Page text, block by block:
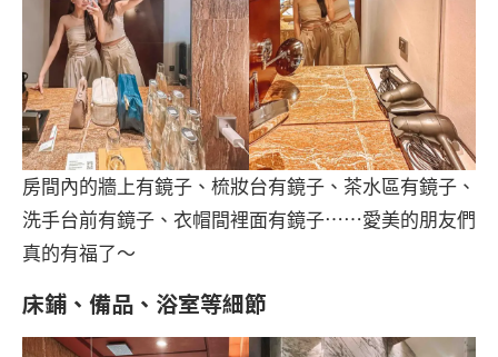
房間內的牆上有鏡子、梳妝台有鏡子、茶水區有鏡子、
洗手台前有鏡子、衣帽間裡面有鏡子⋯⋯愛美的朋友們
真的有福了～
床鋪、備品、浴室等細節